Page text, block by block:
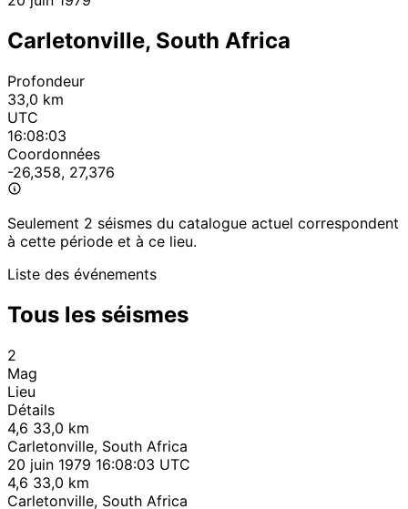
Carletonville, South Africa
Profondeur
33,0 km
UTC
16:08:03
Coordonnées
-26,358, 27,376
Seulement 2 séismes du catalogue actuel correspondent
à cette période et à ce lieu.
Liste des événements
Tous les séismes
2
Mag
Lieu
Détails
4,6 33,0 km
Carletonville, South Africa
20 juin 1979 16:08:03 UTC
4,6 33,0 km
Carletonville, South Africa